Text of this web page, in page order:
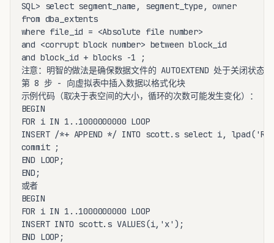
SQL> select segment_name, segment_type, owner
from dba_extents
where file_id = <Absolute file number>
and <corrupt block number> between block_id
and block_id + blocks -1 ;
注意：明智的做法是确保数据文件的 AUTOEXTEND 处于关闭状态
第 8 步 - 向虚拟表中插入数据以格式化块
示例代码（取决于表空间的大小，循环的次数可能发生变化）：
BEGIN
FOR i IN 1..1000000000 LOOP
INSERT /*+ APPEND */ INTO scott.s select i,
commit ;
END LOOP;
END;
或者
BEGIN
FOR i IN 1..1000000000 LOOP
INSERT INTO scott.s VALUES(i,'x');
END LOOP;